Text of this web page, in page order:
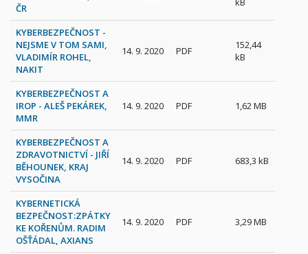
ČR
KYBERBEZPEČNOST -
NEJSME V TOM SAMI,
VLADIMÍR ROHEL,
NAKIT
14. 9. 2020 PDF
152,44
kB
KYBERBEZPEČNOST A
IROP - ALEŠ PEKÁREK,
MMR
14. 9. 2020 PDF 1,62 MB
KYBERBEZPEČNOST A
ZDRAVOTNICTVÍ - JIŘÍ
BĚHOUNEK, KRAJ
VYSOČINA
14. 9. 2020 PDF 683,3 kB
KYBERNETICKÁ
BEZPEČNOST:ZPÁTKY
KE KOŘENŮM. RADIM
OŠŤÁDAL, AXIANS
14. 9. 2020 PDF 3,29 MB